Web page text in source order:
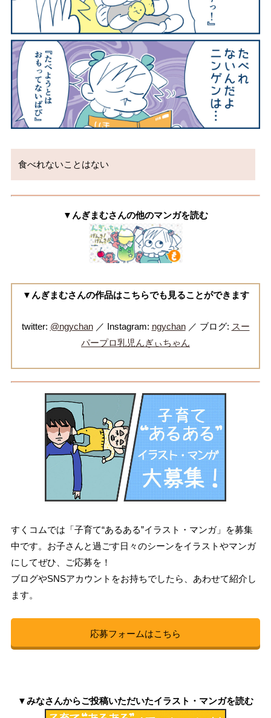
食べれないことはない
▼んぎまむさんの他のマンガを読む
▼んぎまむさんの作品はこちらでも見ることができます
twitter: @ngychan／ Instagram: ngychan／ ブログ: スー
パープロ乳児んぎぃちゃん
すくコムでは「子育て“あるある”イラスト・マンガ」を募集
中です。お子さんと過ごす日々のシーンをイラストやマンガ
にしてぜひ、ご応募を！
ブログやSNSアカウントをお持ちでしたら、あわせて紹介し
ます。
応募フォームはこちら
▼みなさんからご投稿いただいたイラスト・マンガを読む